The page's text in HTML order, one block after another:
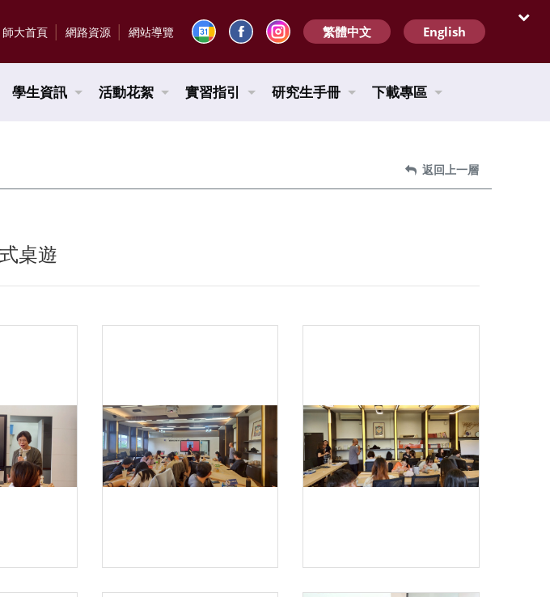
師大首頁 網路資源 網站導覽 繁體中文 English
學生資訊 活動花絮 實習指引 研究生手冊 下載專區
返回上一層
桌遊